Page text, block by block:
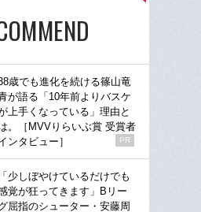
歳でも進化を続ける篠山竜
が語る「10年前よりバスケ
上手くなっている」理由と
。［MVVりらいぶ賞 受賞者
ンタビュー］
PR
「少しぼやけているだけでも
覚が狂ってきます」Bリー
屈指のシューター・安藤周